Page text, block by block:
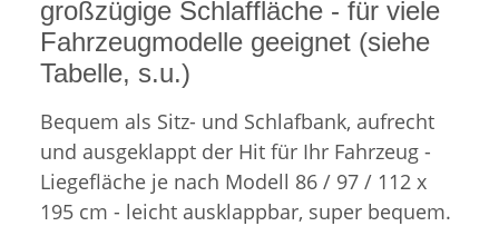
großzügige Schlaffläche - für viele
Fahrzeugmodelle geeignet (siehe
Tabelle, s.u.)
Bequem als Sitz- und Schlafbank, aufrecht
und ausgeklappt der Hit für Ihr Fahrzeug -
Liegefläche je nach Modell 86 / 97 / 112 x
195 cm - leicht ausklappbar, super bequem.